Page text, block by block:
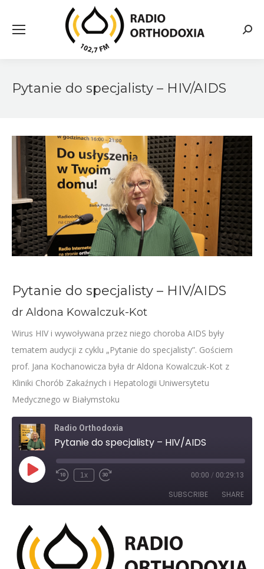
Pytanie do specjalisty – HIV/AIDS
Pytanie do specjalisty – HIV/AIDS
dr Aldona Kowalczuk-Kot
Wirus HIV i wywoływana przez niego choroba AIDS były
tematem audycji z cyklu „Pytanie do specjalisty”. Gościem
prof. Jana Kochanowicza była dr Aldona Kowalczuk-Kot z
Kliniki Chorób Zakaźnych i Hepatologii Uniwersytetu
Medycznego w Białymstoku
Radio Orthodoxia
Pytanie do specjalisty – HIV/AIDS
Play
EpisodeRewind
1x
Fast
seconds
00:00 / 00:29:13
SUBSCRIBE SHARE
RSS FEED
SHARE
LINK